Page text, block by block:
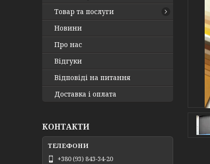
Товар та послуги
Новини
Про нас
Відгуки
Відповіді на питання
Доставка і оплата
КОНТАКТИ
+380 (93) 843-34-20